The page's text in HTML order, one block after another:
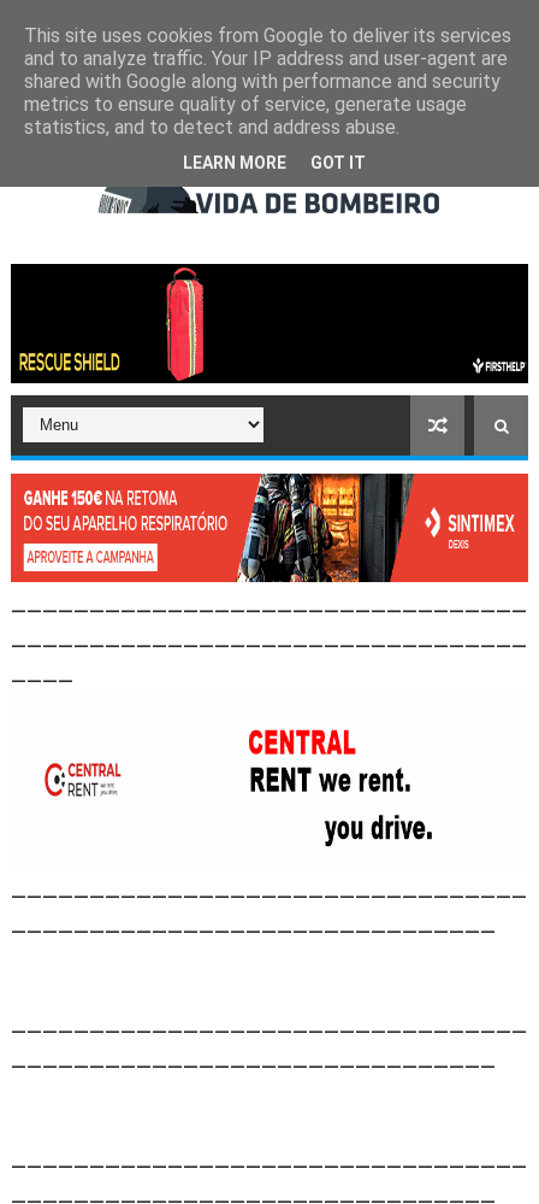
This site uses cookies from Google to deliver its services
and to analyze traffic. Your IP address and user-agent are
shared with Google along with performance and security
metrics to ensure quality of service, generate usage
statistics, and to detect and address abuse.
LEARN MORE GOT IT